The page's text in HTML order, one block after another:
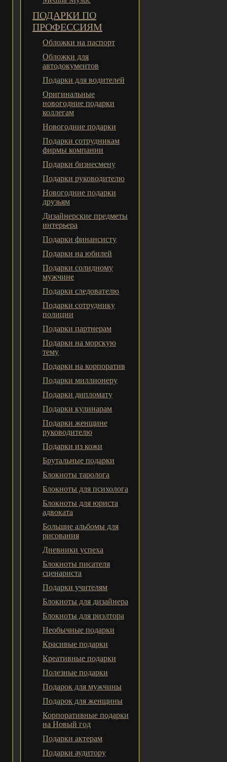
ПОДАРКИ ПО
ПРОФЕССИЯМ
Обложки на паспорт
Обложки для
автодокументов
Подарки для водителей
Оригинальные
новогодние подарки
коллегам
Новогодние подарки
Подарки сотрудникам
фирмы компании
Подарки бизнесмену
Подарки руководителю
Новогодние подарки
друзьям
Дизайнерские предметы
интерьера
Подарки финансисту
Подарки на юбилей
Подарки солидному
мужчине
Подарки следователю
Подарки сотруднику
полиции
Подарки партнерам
Подарки на морскую
тему
Подарки на корпоратив
Подарки миллионеру
Подарки дипломату
Подарки кулинарам
Подарки женщине
руководителю
Подарки из кожи
Брутальные подарки
Блокноты таролога
Блокноты для психолога
Блокноты для юриста
адвоката
Большие альбомы для
рисования
Дневники успеха
Блокноты писателя
сценариста
Подарки учителям
Блокноты для дизайнера
Блокноты для риэлтора
Необычные подарки
Красивые подарки
Креативные подарки
Полезные подарки
Подарок для мужчины
Подарок для женщины
Корпоративные подарки
на Новый год
Подарки актерам
Подарки аудитору